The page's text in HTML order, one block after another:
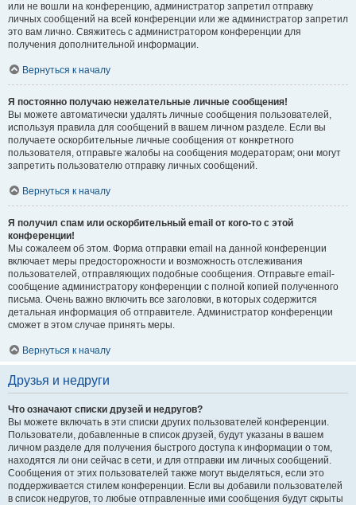
или не вошли на конференцию, администратор запретил отправку
личных сообщений на всей конференции или же администратор запретил
это вам лично. Свяжитесь с администратором конференции для
получения дополнительной информации.
Вернуться к началу
Я постоянно получаю нежелательные личные сообщения!
Вы можете автоматически удалять личные сообщения пользователей,
используя правила для сообщений в вашем личном разделе. Если вы
получаете оскорбительные личные сообщения от конкретного
пользователя, отправьте жалобы на сообщения модераторам; они могут
запретить пользователю отправку личных сообщений.
Вернуться к началу
Я получил спам или оскорбительный email от кого-то с этой
конференции!
Мы сожалеем об этом. Форма отправки email на данной конференции
включает меры предосторожности и возможность отслеживания
пользователей, отправляющих подобные сообщения. Отправьте email-
сообщение администратору конференции с полной копией полученного
письма. Очень важно включить все заголовки, в которых содержится
детальная информация об отправителе. Администратор конференции
сможет в этом случае принять меры.
Вернуться к началу
Друзья и недруги
Что означают списки друзей и недругов?
Вы можете включать в эти списки других пользователей конференции.
Пользователи, добавленные в список друзей, будут указаны в вашем
личном разделе для получения быстрого доступа к информации о том,
находятся ли они сейчас в сети, и для отправки им личных сообщений.
Сообщения от этих пользователей также могут выделяться, если это
поддерживается стилем конференции. Если вы добавили пользователей
в список недругов, то любые отправленные ими сообщения будут скрыты